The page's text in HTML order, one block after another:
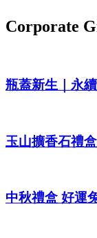
Corporate
瓶蓋新生｜永
玉山擴香石禮盒
中秋禮盒 好運